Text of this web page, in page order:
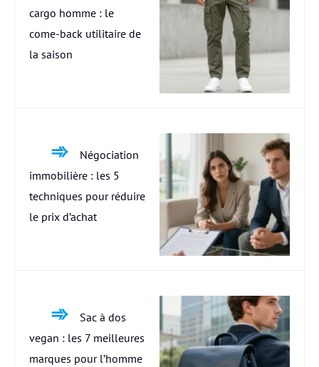
cargo homme : le
come-back utilitaire de
la saison
Négociation
immobilière : les 5
techniques pour réduire
le prix d’achat
Sac à dos
vegan : les 7 meilleures
marques pour l’homme